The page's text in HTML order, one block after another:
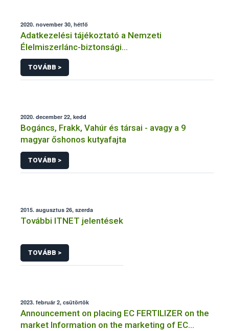
2020. november 30, hétfő
Adatkezelési tájékoztató a Nemzeti
Élelmiszerlánc-biztonsági
Hivatal tevékenységéhez kötődő érintetti jogok
gyakorlásával összefüggő adatkezeléseihez
TOVÁBB >
2020. december 22, kedd
Bogáncs, Frakk, Vahúr és társai - avagy a 9
magyar őshonos kutyafajta
TOVÁBB >
2015. augusztus 26, szerda
További ITNET jelentések
TOVÁBB >
2023. február 2, csütörtök
Announcement on placing EC FERTILIZER on the
market Information on the marketing of EC